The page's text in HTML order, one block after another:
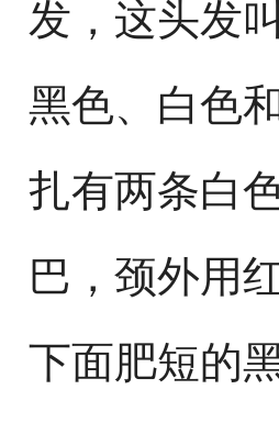
发，这头发
黑色、白色
扎有两条白
巴，颈外用
下面肥短的